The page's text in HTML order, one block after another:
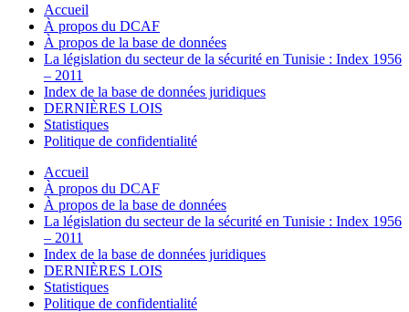
Accueil
À propos du DCAF
À propos de la base de données
La législation du secteur de la sécurité en Tunisie : Index 1956
– 2011
Index de la base de données juridiques
DERNIÈRES LOIS
Statistiques
Politique de confidentialité
Accueil
À propos du DCAF
À propos de la base de données
La législation du secteur de la sécurité en Tunisie : Index 1956
– 2011
Index de la base de données juridiques
DERNIÈRES LOIS
Statistiques
Politique de confidentialité